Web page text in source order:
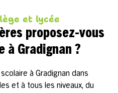
et lycée
proposez-vous
à Gradignan ?
à Gradignan dans
et à tous les niveaux, du